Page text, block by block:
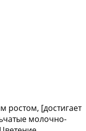
ростом, [достигает
молочно-